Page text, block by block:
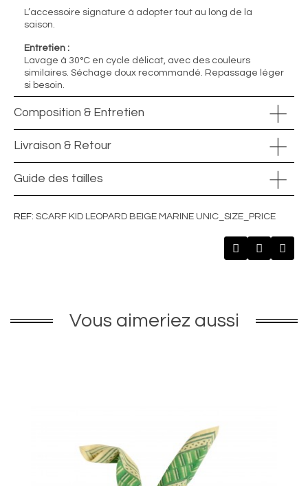
L’accessoire signature à adopter tout au long de la
saison.
Entretien :
Lavage à 30°C en cycle délicat, avec des couleurs
similaires. Séchage doux recommandé. Repassage léger
si besoin.
Composition & Entretien
Livraison & Retour
Guide des tailles
REF SCARF KID LEOPARD BEIGE MARINE UNIC_SIZE_PRICE
Vous aimeriez aussi